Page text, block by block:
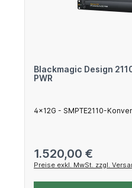
Blackmagic Design
PWR
4x12G - SMPTE2110-
Regulärer Preis:
1.520,00 €
Preise exkl. MwSt. zzgl.